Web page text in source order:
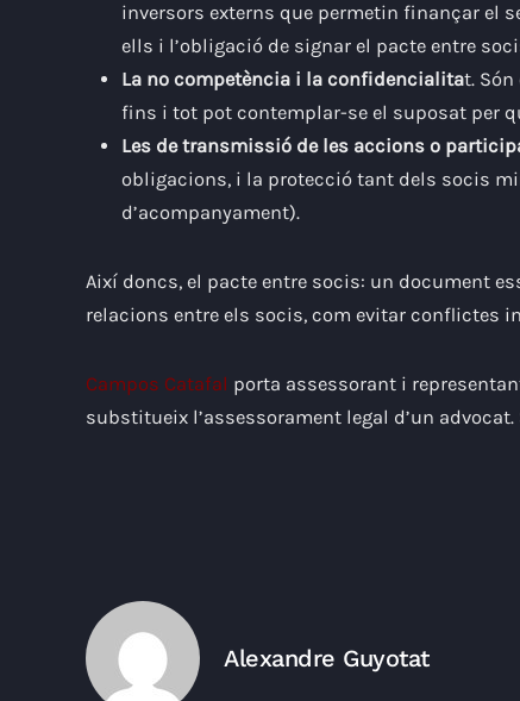
inversors externs que permetin finançar el
ells i l’obligació de signar el pacte entre
La no competència i la confidencialitat.
fins i tot pot contemplar-se el suposat per
Les de transmissió de les accions o
obligacions, i la protecció tant dels socis
d’acompanyament).
Així doncs, el pacte entre socis: un document
relacions entre els socis, com evitar conflictes
Campos Catafal porta assessorant i
substitueix l’assessorament legal d’un
Alexandre Guyotat